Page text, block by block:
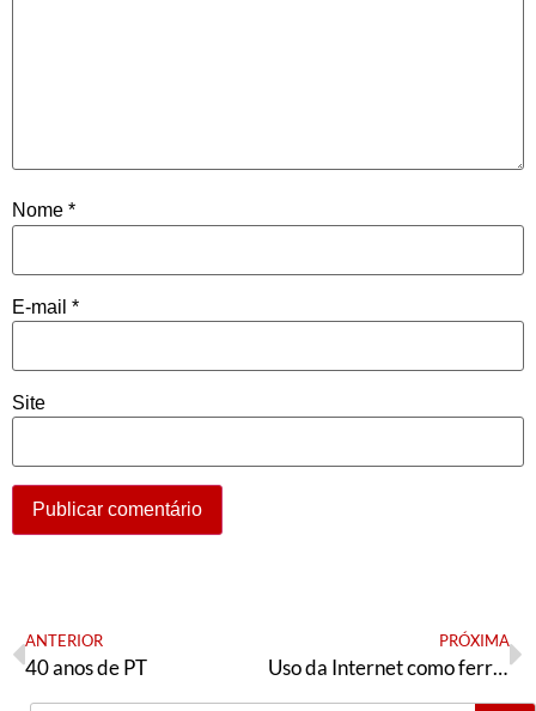
Nome *
E-mail *
Site
ANTERIOR
40 anos de PT
PRÓXIMA
Uso da Internet como ferramenta nas eleições do Brasil e dos Estados Unidos